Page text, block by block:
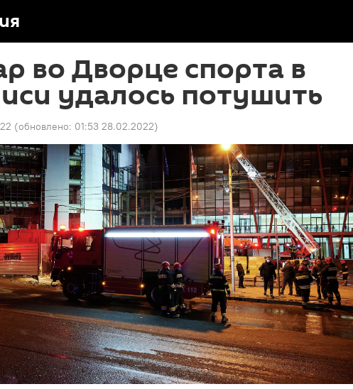
во Дворце спорта в
удалось потушить
(обновлено: 01:53 28.02.2022)